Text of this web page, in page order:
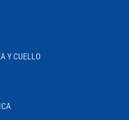
Y CUELLO